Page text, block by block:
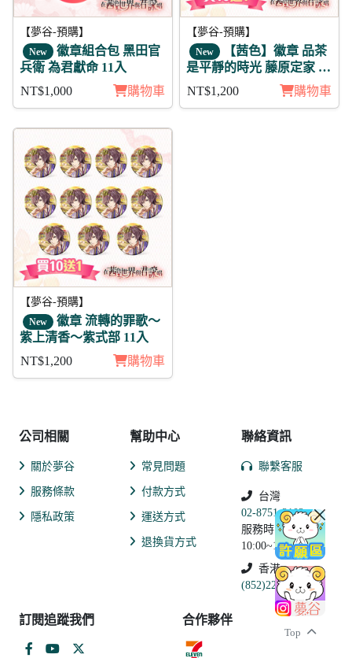
Top
【夢谷-預購】
New 徽章組合包 黑田官
兵衛 為君獻命 11入
NT$1,000
購物車
【夢谷-預購】
New 【茜色】徽章 品茶
是平靜的時光 藤原定家 11
NT$1,200 購物車
【夢谷-預購】
New 徽章 流轉的罪歌～
紫上清香～紫式部 11入
NT$1,200
購物車
公司相關
關於夢谷
服務條款
隱私政策
幫助中心
常見問題
付款方式
運送方式
退換貨方式
聯絡資訊
聯繫客服
台灣
02-8751-2102
服務時間:
10:00~19:00
香港
(852)2250-9311
訂閱追蹤我們 合作夥伴